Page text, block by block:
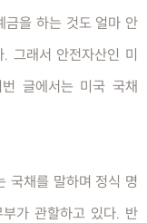
금을 하는 것도 얼마 안
그래서 안전자산인 미
글에서는 미국 국채
국채를 말하며 정식 명
가 관할하고 있다. 반